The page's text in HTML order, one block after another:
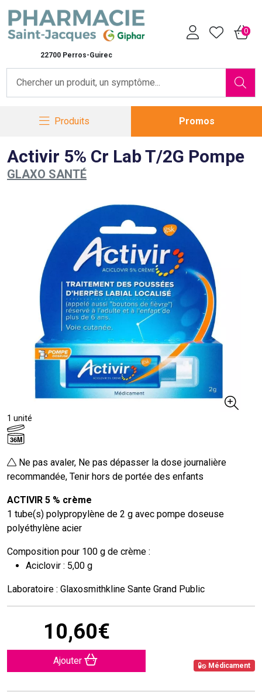
22700 Perros-Guirec
0
Produits Promos
Activir 5% Cr Lab T/2G Pompe
GLAXO SANTÉ
1 unité
36M
Ne pas avaler, Ne pas dépasser la dose journalière
recommandée, Tenir hors de portée des enfants
ACTIVIR 5 % crème
1 tube(s) polypropylène de 2 g avec pompe doseuse
polyéthylène acier
Composition pour 100 g de crème :
Aciclovir : 5,00 g
Laboratoire : Glaxosmithkline Sante Grand Public
10,60€
Ajouter Médicament